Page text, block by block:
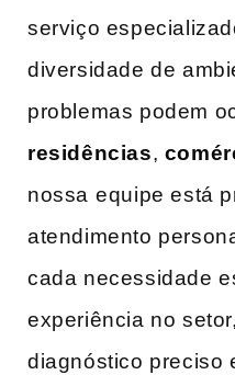
serviço
diversidade de
problemas podem
residências,
nossa⁣ equipe está
atendimento​
cada necessidade
experiência no
diagnóstico preciso